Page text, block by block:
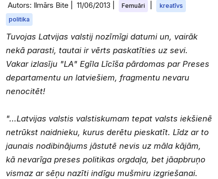
Autors: Ilmārs Bite | 11/06/2013 Femuāri
kreatīvs
politika
Tuvojas Latvijas valstij nozīmīgi datumi un, vairāk
nekā parasti, tautai ir vērts paskatīties uz sevi.
Vakar izlasīju "LA" Egīla Līcīša pārdomas par Preses
departamentu un latviešiem, fragmentu nevaru
nenocitēt!
"...Latvijas valstis valstiskumam tepat valsts iekšienē
netrūkst naidnieku, kurus derētu pieskatīt. Līdz ar to
jaunais nodibinājums jāstutē nevis uz māla kājām,
kā nevarīga preses politikas orgdaļa, bet jāapbruņo
vismaz ar sēņu nazīti indīgu mušmiru izgriešanai.